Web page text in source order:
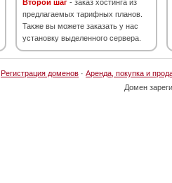
Второй шаг - заказ хостинга из
предлагаемых тарифных планов.
Также вы можете заказать у нас
установку выделенного сервера.
Регистрация доменов · Аренда, покупка и
Домен